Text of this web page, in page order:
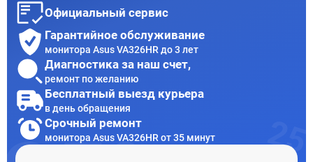
Официальный сервис
Гарантийное обслуживание
монитора Asus VA326HR до 3 лет
Диагностика за наш счет,
ремонт по желанию
Бесплатный выезд курьера
в день обращения
Срочный ремонт
монитора Asus VA326HR от 35 минут